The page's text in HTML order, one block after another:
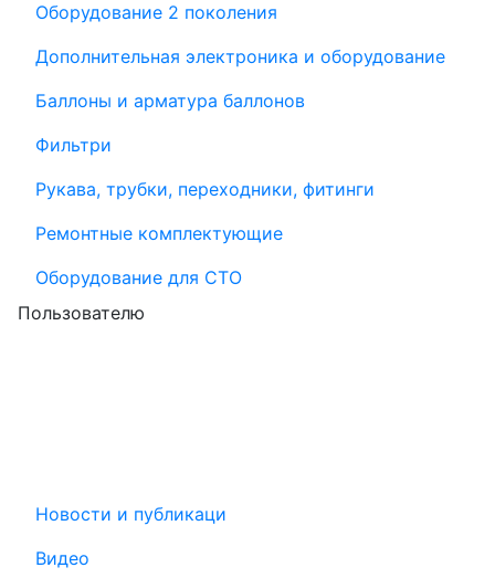
Оборудование 2 поколения
Дополнительная электроника и оборудование
Баллоны и арматура баллонов
Фильтри
Рукава, трубки, переходники, фитинги
Ремонтные комплектующие
Оборудование для СТО
Пользователю
Новости и публикаци
Видео